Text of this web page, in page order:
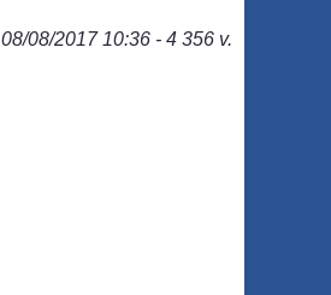
08/08/2017 10:36 - 4 356 v.